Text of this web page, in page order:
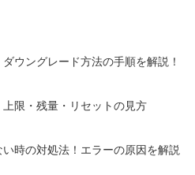
ウングレード方法の手順を解説！
限・残量・リセットの見方
時の対処法！エラーの原因を解説